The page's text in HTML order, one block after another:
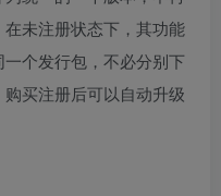
未注册状态下，其功能
个发行包，不必分别下
买注册后可以自动升级